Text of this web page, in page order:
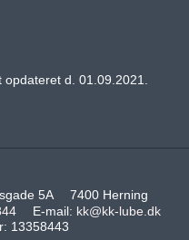
d. 01.09.2021.
5A
7400 Herning
E-mail: kk@kk-lube.dk
: 13358443